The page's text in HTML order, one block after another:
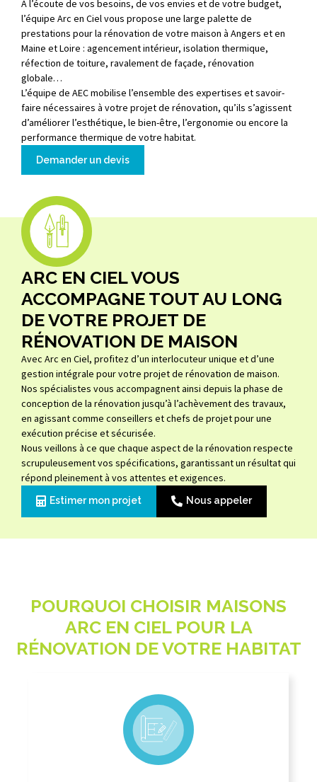
A l’écoute de vos besoins, de vos envies et de votre budget,
l’équipe Arc en Ciel vous propose une large palette de
prestations pour la rénovation de votre maison à Angers et en
Maine et Loire : agencement intérieur, isolation thermique,
réfection de toiture, ravalement de façade, rénovation
globale…
L’équipe de AEC mobilise l’ensemble des expertises et savoir-
faire nécessaires à votre projet de rénovation, qu’ils s’agissent
d’améliorer l’esthétique, le bien-être, l’ergonomie ou encore la
performance thermique de votre habitat.
Demander un devis
ARC EN CIEL VOUS
ACCOMPAGNE TOUT AU LONG
DE VOTRE PROJET DE
RÉNOVATION DE MAISON
Avec Arc en Ciel, profitez d’un interlocuteur unique et d’une
gestion intégrale pour votre projet de rénovation de maison.
Nos spécialistes vous accompagnent ainsi depuis la phase de
conception de la rénovation jusqu’à l’achèvement des travaux,
en agissant comme conseillers et chefs de projet pour une
exécution précise et sécurisée.
Nous veillons à ce que chaque aspect de la rénovation respecte
scrupuleusement vos spécifications, garantissant un résultat qui
répond pleinement à vos attentes et exigences.
Estimer mon projet Nous appeler
POURQUOI CHOISIR MAISONS
ARC EN CIEL POUR LA
RÉNOVATION DE VOTRE HABITAT